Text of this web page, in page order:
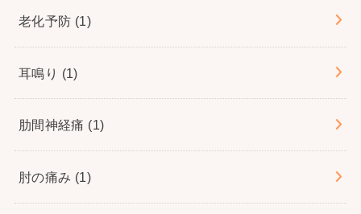
老化予防 (1)
耳鳴り (1)
肋間神経痛 (1)
肘の痛み (1)